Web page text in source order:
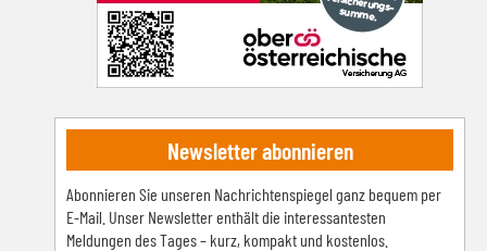
Newsletter abonnieren
Abonnieren Sie unseren Nachrichtenspiegel ganz bequem per
E-Mail. Unser Newsletter enthält die interessantesten
Meldungen des Tages – kurz, kompakt und kostenlos.